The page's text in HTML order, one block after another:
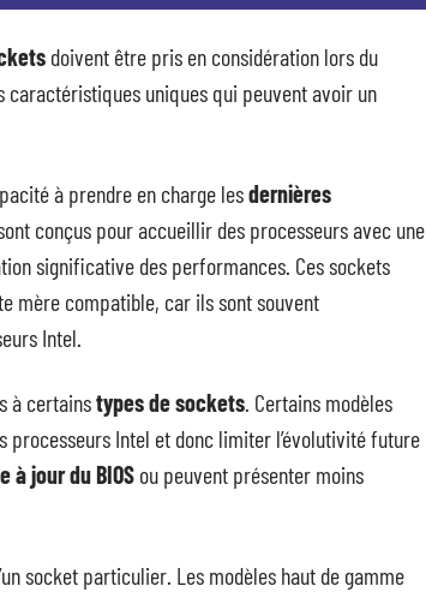
doivent être pris en considération lors du
caractéristiques uniques qui peuvent avoir un
à prendre en charge lesdernières
conçus pour accueillir des processeurs avec une
significative des performances. Ces sockets
mère compatible, car ils sont souvent
Intel.
à certainstypes de sockets. Certains modèles
Intel et donc limiter l’évolutivité future
à jour du BIOS ou peuvent présenter moins
socket particulier. Les modèles haut de gamme